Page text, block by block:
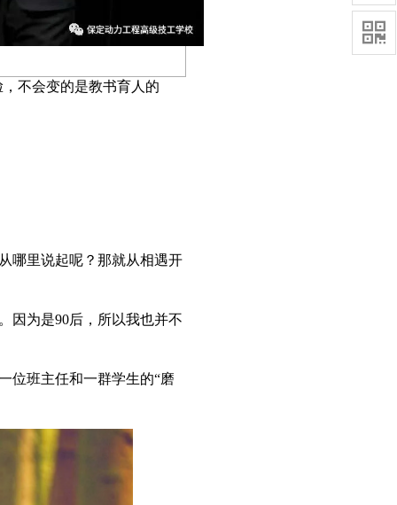
不会变的是教书育人的
哪里说起呢？那就从相遇开
为是90后，所以我也并不
位班主任和一群学生的“磨
